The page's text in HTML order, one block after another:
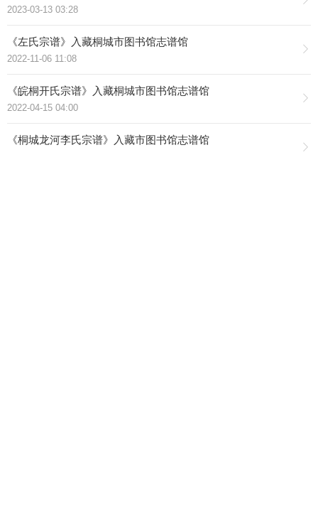
2023-03-13 03:28
《左氏宗谱》入藏桐城市图书馆志谱馆
2022-11-06 11:08
《皖桐开氏宗谱》入藏桐城市图书馆志谱馆
2022-04-15 04:00
《桐城龙河李氏宗谱》入藏市图书馆志谱馆